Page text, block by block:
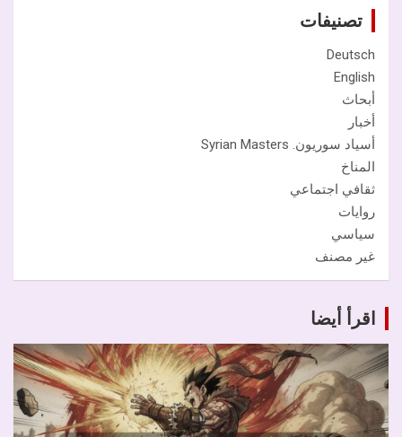
تصنيفات
Deutsch
English
أبحاث
أخبار
أسياد سوريون. Syrian Masters
المناخ
ثقافي اجتماعي
روايات
سياسي
غير مصنف
اقرأ أيضا